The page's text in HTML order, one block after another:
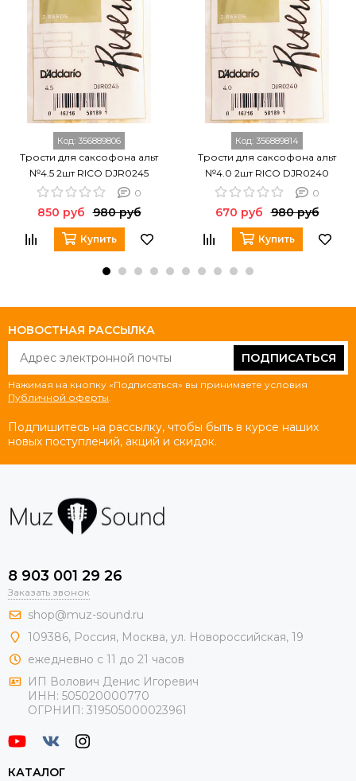
Код: 356889806
Трости для саксофона альт
№4.5 2шт RICO DJR0245
0
850 руб 980 руб
Купить
Код: 356889814
Трости для саксофона альт
№4.0 2шт RICO DJR0240
0
670 руб 980 руб
Купить
НОВОСТНАЯ РАССЫЛКА
ПОДПИСАТЬСЯ
Нажимая на кнопку «Подписаться» вы принимаете условия
Публичной оферты
Подпишитесь на рассылку, чтобы быть в курсе наших
новых поступлений, акций и скидок.
8 903 001 29 26
Заказать звонок
shop@muz-sound.ru
109386, Россия, Москва, ул. Новороссийская, 19
ежедневно с 11 до 21 часов
ИП Волович Денис Игоревич
ИНН: 505020000770
ОГРНИП: 319505000023961
КАТАЛОГ